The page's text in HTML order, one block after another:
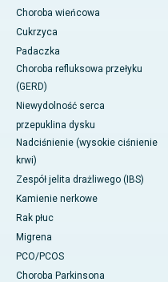
Choroba wieńcowa
Cukrzyca
Padaczka
Choroba refluksowa przełyku
(GERD)
Niewydolność serca
przepuklina dysku
Nadciśnienie (wysokie ciśnienie
krwi)
Zespół jelita drażliwego (IBS)
Kamienie nerkowe
Rak płuc
Migrena
PCO/PCOS
Choroba Parkinsona